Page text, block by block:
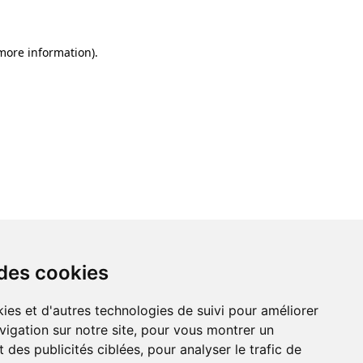
cookies
et d'autres technologies de suivi pour améliorer
sur notre site, pour vous montrer un
des publicités ciblées, pour analyser le trafic de
information).